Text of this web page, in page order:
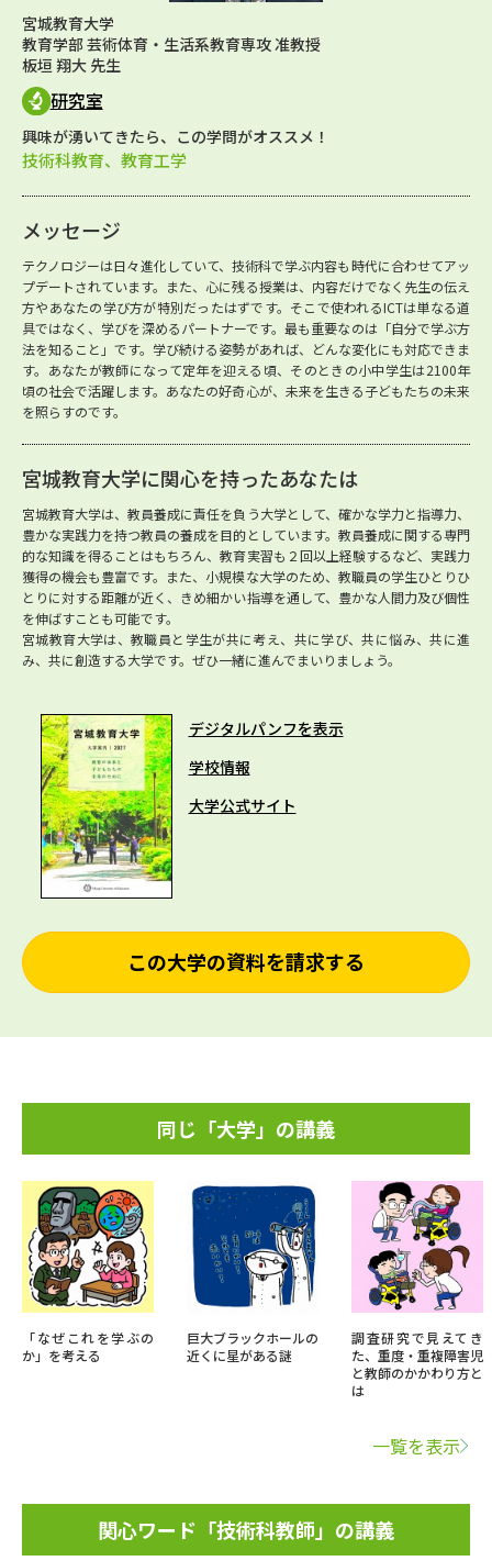
宮城教育大学
教育学部 芸術体育・生活系教育専攻 准教授
板垣 翔大 先生
研究室
興味が湧いてきたら、この学問がオススメ！
技術科教育、教育工学
メッセージ
テクノロジーは日々進化していて、技術科で学ぶ内容も時代に合わせてアッ
プデートされています。また、心に残る授業は、内容だけでなく先生の伝え
方やあなたの学び方が特別だったはずです。そこで使われるICTは単なる道
具ではなく、学びを深めるパートナーです。最も重要なのは「自分で学ぶ方
法を知ること」です。学び続ける姿勢があれば、どんな変化にも対応できま
す。あなたが教師になって定年を迎える頃、そのときの小中学生は2100年
頃の社会で活躍します。あなたの好奇心が、未来を生きる子どもたちの未来
を照らすのです。
宮城教育大学に関心を持ったあなたは
宮城教育大学は、教員養成に責任を負う大学として、確かな学力と指導力、
豊かな実践力を持つ教員の養成を目的としています。教員養成に関する専門
的な知識を得ることはもちろん、教育実習も２回以上経験するなど、実践力
獲得の機会も豊富です。また、小規模な大学のため、教職員の学生ひとりひ
とりに対する距離が近く、きめ細かい指導を通して、豊かな人間力及び個性
を伸ばすことも可能です。
宮城教育大学は、教職員と学生が共に考え、共に学び、共に悩み、共に進
み、共に創造する大学です。ぜひ一緒に進んでまいりましょう。
デジタルパンフを表示
学校情報
大学公式サイト
この大学の資料を請求する
同じ「大学」の講義
「なぜこれを学ぶの
か」を考える
巨大ブラックホールの
近くに星がある謎
調査研究で見えてき
た、重度・重複障害児
と教師のかかわり方と
は
一覧を表示
関心ワード「技術科教師」の講義